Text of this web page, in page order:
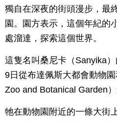
獨自在深夜的街頭漫步，最
園。園方表示，這個年紀的
處溜達，探索這個世界。
這隻名叫桑尼卡（Sanyika
9日從布達佩斯大都會動物
Zoo and Botanical Garden）
牠在動物園附近的一條大街